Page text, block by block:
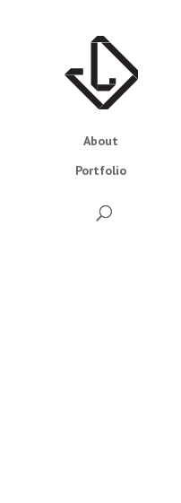
About
Portfolio